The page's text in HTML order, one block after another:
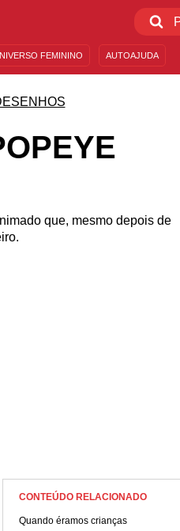
FEMININO AUTOAJUDA
que, mesmo depois de
CONTEÚDO RELACIONADO
Quando éramos crianças